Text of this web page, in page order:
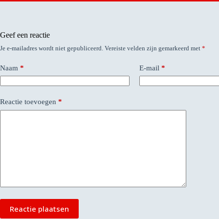
Geef een reactie
Je e-mailadres wordt niet gepubliceerd. Vereiste velden zijn gemarkeerd met *
Naam * E-mail *
Reactie toevoegen *
Reactie plaatsen